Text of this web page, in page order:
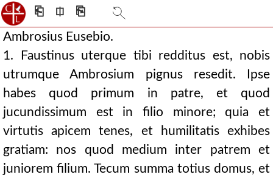
⎗ ⎅ ⎘
Ambrosius Eusebio.
1. Faustinus uterque tibi redditus est, nobis
utrumque Ambrosium pignus resedit. Ipse
habes quod primum in patre, et quod
jucundissimum est in filio minore; quia et
virtutis apicem tenes, et humilitatis exhibes
gratiam: nos quod medium inter patrem et
juniorem filium. Tecum summa totius domus, et